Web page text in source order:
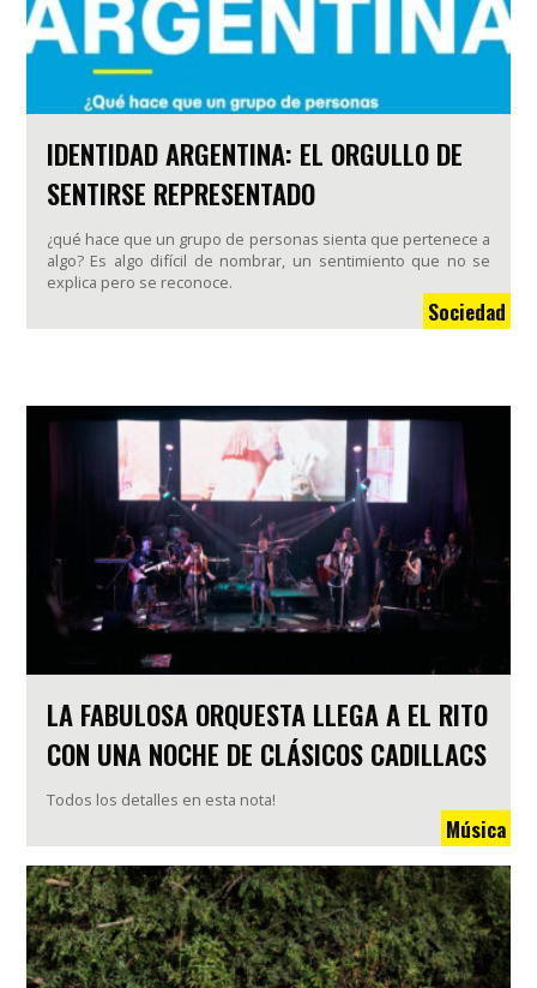
IDENTIDAD ARGENTINA: EL ORGULLO DE
SENTIRSE REPRESENTADO
¿qué hace que un grupo de personas sienta que pertenece a
algo? Es algo difícil de nombrar, un sentimiento que no se
explica pero se reconoce.
Sociedad
LA FABULOSA ORQUESTA LLEGA A EL RITO
CON UNA NOCHE DE CLÁSICOS CADILLACS
Todos los detalles en esta nota!
Música